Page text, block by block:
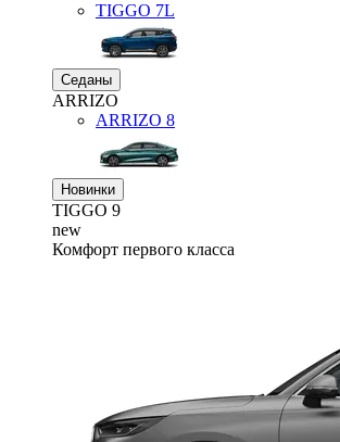
TIGGO 7L
Седаны
ARRIZO
ARRIZO 8
Новинки
TIGGO 9
new
Комфорт первого класса